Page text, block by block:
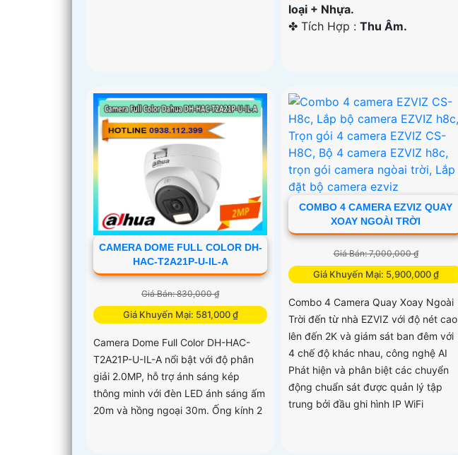
loại + Nhựa.
️✤ Tích Hợp :Thu Âm.
CAMERA DOME FULL COLOR DH-
HAC-T2A21P-U-IL-A
Giá Bán: 830,000 ₫
Giá Khuyến Mại: 581,000 ₫
Camera Dome Full Color DH-HAC-
T2A21P-U-IL-A nổi bật với độ phân
giải 2.0MP, hỗ trợ ánh sáng kép
thông minh với đèn LED ánh sáng ấm
20m và hồng ngoại 30m. Ống kính 2
COMBO 4 CAMERA EZVIZ QUAY
XOAY NGOÀI TRỜI
Giá Bán: 7,000,000 ₫
Giá Khuyến Mại: 5,900,000 ₫
Combo 4 Camera Quay Xoay Ngoài
Trời đến từ nhà EZVIZ với độ nét cao
lên đến 2K và giám sát ban đêm với
4 chế độ khác nhau, công nghệ AI
Phát hiện và phân biệt các chuyển
động chuẩn sát được quản lý tập
trung bởi đầu ghi hình IP WiFi